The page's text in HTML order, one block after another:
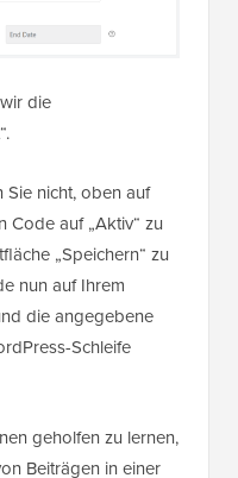
die
Sie nicht, oben auf
Code auf „Aktiv“ zu
„Speichern“ zu
nun auf Ihrem
die angegebene
Schleife
geholfen zu lernen,
Beiträgen in einer